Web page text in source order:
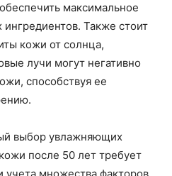
максимальное
Также стоит
кожи от солнца,
лучи могут негативно
способствуя ее
выбор увлажняющих
после 50 лет требует